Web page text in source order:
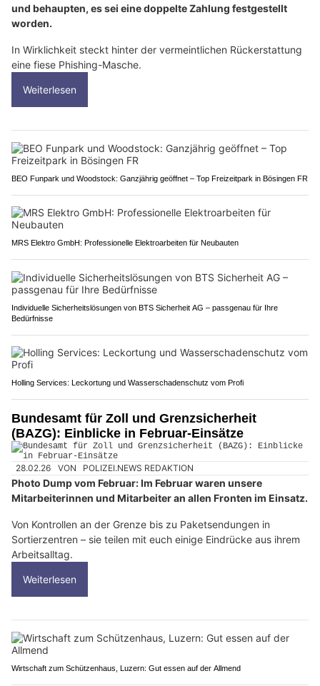
und behaupten, es sei eine doppelte Zahlung festgestellt
worden.
In Wirklichkeit steckt hinter der vermeintlichen Rückerstattung
eine fiese Phishing-Masche.
Weiterlesen
BEO Funpark und Woodstock: Ganzjährig geöffnet – Top Freizeitpark in Bösingen FR
MRS Elektro GmbH: Professionelle Elektroarbeiten für Neubauten
Individuelle Sicherheitslösungen von BTS Sicherheit AG – passgenau für Ihre
Bedürfnisse
Holling Services: Leckortung und Wasserschadenschutz vom Profi
Bundesamt für Zoll und Grenzsicherheit
(BAZG): Einblicke in Februar-Einsätze
28.02.26 VON POLIZEI.NEWS REDAKTION
Photo Dump vom Februar: Im Februar waren unsere
Mitarbeiterinnen und Mitarbeiter an allen Fronten im Einsatz.
Von Kontrollen an der Grenze bis zu Paketsendungen in
Sortierzentren – sie teilen mit euch einige Eindrücke aus ihrem
Arbeitsalltag.
Weiterlesen
Wirtschaft zum Schützenhaus, Luzern: Gut essen auf der Allmend